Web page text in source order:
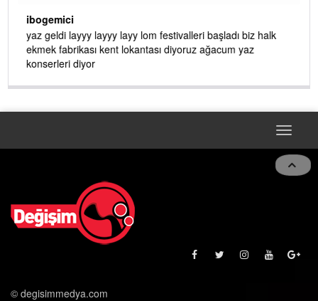
ibogemici
yaz geldi layyy layyy layy lom festivalleri başladı biz halk
ekmek fabrikası kent lokantası diyoruz ağacum yaz
konserleri diyor
Toggle
© degisimmedya.com